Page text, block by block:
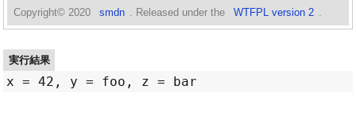
Copyright© 2020 smdn . Released under the WTFPL version 2
実行結果